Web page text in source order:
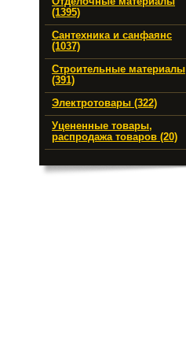
(1395)
Сантехника и санфаянс
(1037)
Строительные материалы
(391)
Электротовары (322)
Уцененные товары,
распродажа товаров (20)